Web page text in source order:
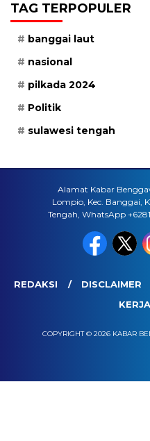
TAG TERPOPULER
banggai laut
nasional
pilkada 2024
Politik
sulawesi tengah
Alamat Kabar
Lompio, Kec. Banggai,
Tengah, WhatsApp
REDAKSI DISCLAIMER
COPYRIGHT © 2026 KABAR